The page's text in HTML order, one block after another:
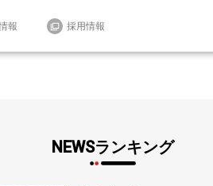
報 採用情報
NEWSランキング